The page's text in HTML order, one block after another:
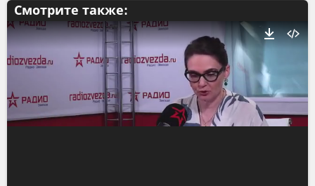
Смотрите также: